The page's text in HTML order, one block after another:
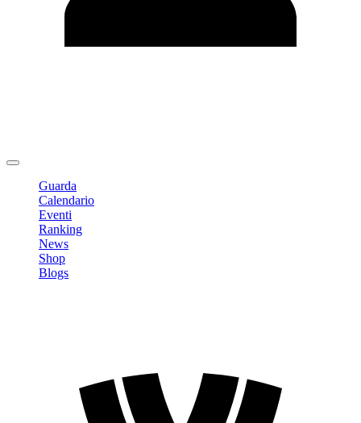
Guarda
Calendario
Eventi
Ranking
News
Shop
Blogs